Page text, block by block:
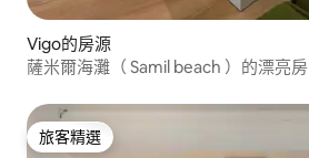
Vigo的房源
薩米爾海灘（ Samil beach ）的漂亮房
旅客精選
旅客精選